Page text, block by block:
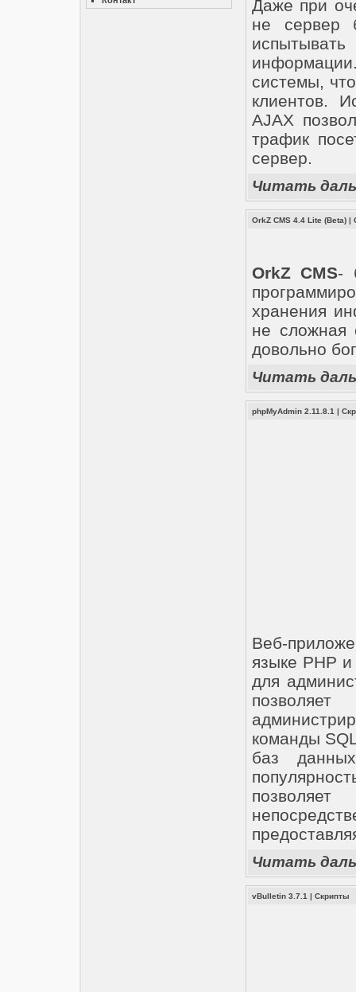
Даже при
не сервер
системы,
клиентов.
AJAX
трафик
сервер.
Читать
OrkZ CMS 4.4 Lite (Beta) |
OrkZ CMS-
хранения
не сложная
довольно
Читать
phpMyAdmin 2.11.8.1 |
Веб-
языке PHP
для
команды
баз
Читать
vBulletin 3.7.1 | Скрипты